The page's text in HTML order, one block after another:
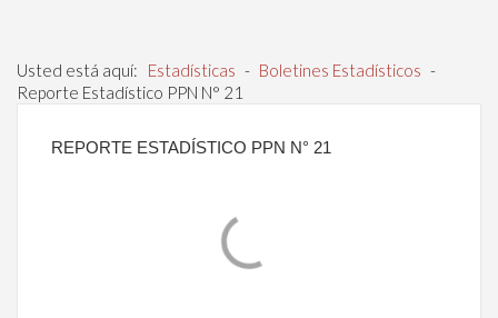
Usted está aquí: Estadísticas - Boletines Estadísticos -
Reporte Estadístico PPN N° 21
REPORTE ESTADÍSTICO PPN N° 21